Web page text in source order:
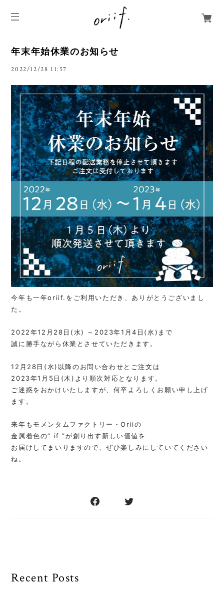
年末年始休業のお知らせ
2022/12/28 11:57
今年も一年oriif.をご利用いただき、ありがとうございまし
た。
2022年12月28日(水) ～2023年1月4日(水)まで
誠に勝手ながら休業とさせていただきます。
12月28日(水)以降のお問い合わせとご注文は
2023年1月5日(木)より順次対応となります。
ご迷惑をおかけいたしますが、何卒よろしくお願い申し上げ
ます。
来年もモメンタムファクトリー・Oriiの
金属着色の“ if ”が創り出す新しい価値を
お届けしてまいりますので、ぜひ楽しみにしていてください
ね。
Recent Posts